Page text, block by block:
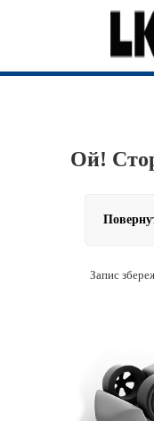
Ой!
Запис